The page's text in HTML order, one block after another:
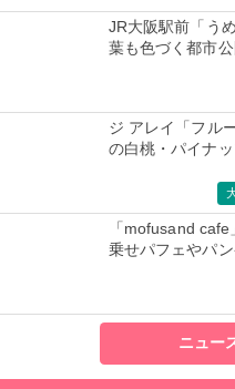
JR大阪駅前「う
葉も色づく都市公
ジ アレイ「フル
の白桃・パイナ
「mofusand
乗せパフェやパ
ニュー